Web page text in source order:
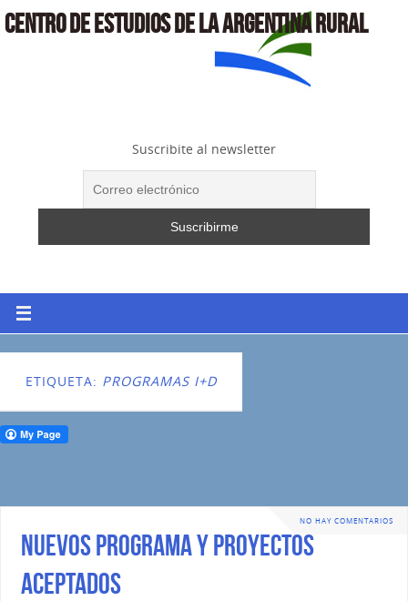
CENTRO DE ESTUDIOS DE LA ARGENTINA RURAL
Suscribite al newsletter
ETIQUETA: PROGRAMAS I+D
NO HAY COMENTARIOS
NUEVOS PROGRAMA Y PROYECTOS
ACEPTADOS